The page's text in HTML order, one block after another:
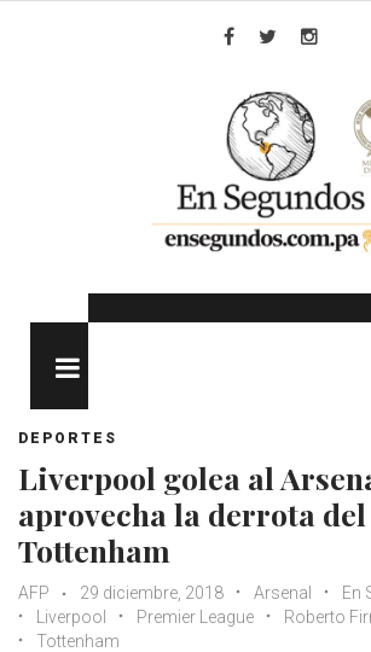
DEPORTES
Liverpool golea al
aprovecha la derrota del
Tottenham
AFP 29 diciembre, 2018 Arsenal
En
Liverpool
Premier League
Roberto
Tottenham